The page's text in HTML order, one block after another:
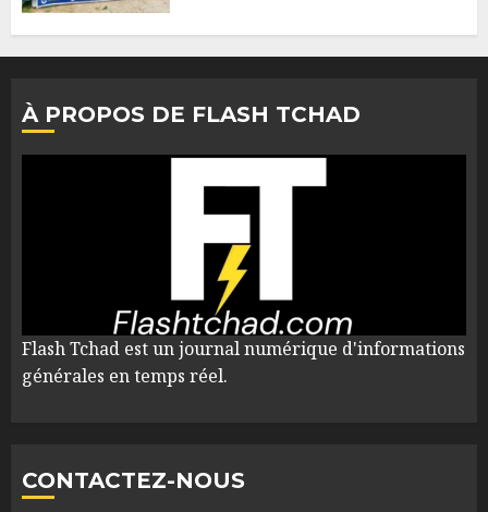
À PROPOS DE FLASH TCHAD
Flash Tchad est un journal numérique d'informations
générales en temps réel.
CONTACTEZ-NOUS